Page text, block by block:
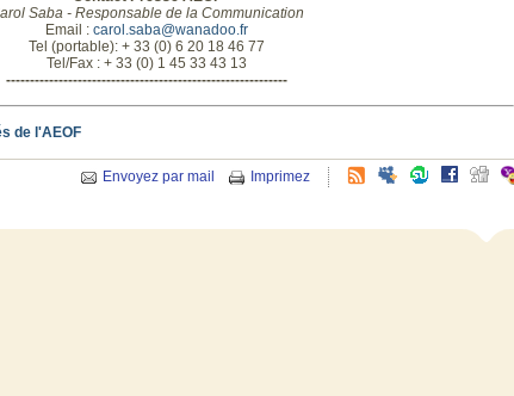
Saba - Responsable de la Communication
Email : carol.saba@wanadoo.fr
Tel (portable): + 33 (0) 6 20 18 46 77
Tel/Fax : + 33 (0) 1 45 33 43 13
-----------------------------------------------------------
de l'AEOF
Imprimez
Envoyez par mail